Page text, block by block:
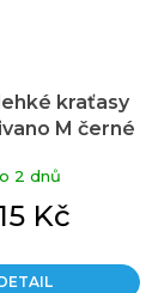
kraťasy
M černé
2 dnů
Kč